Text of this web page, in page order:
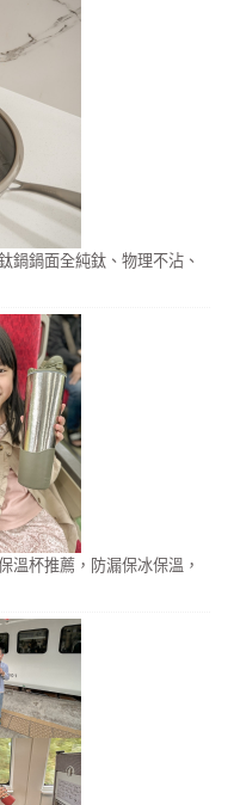
鍋鍋面全純鈦、物理不沾、
溫杯推薦，防漏保冰保溫，